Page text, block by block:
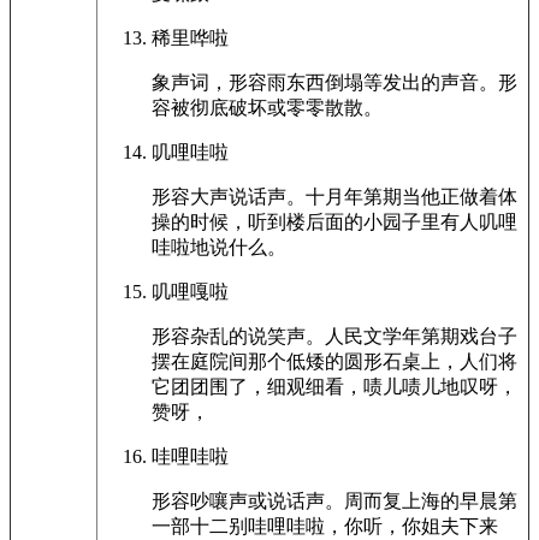
稀里哗啦
象声词，形容雨东西倒塌等发出的声音。形
容被彻底破坏或零零散散。
叽哩哇啦
形容大声说话声。十月年第期当他正做着体
操的时候，听到楼后面的小园子里有人叽哩
哇啦地说什么。
叽哩嘎啦
形容杂乱的说笑声。人民文学年第期戏台子
摆在庭院间那个低矮的圆形石桌上，人们将
它团团围了，细观细看，啧儿啧儿地叹呀，
赞呀，
哇哩哇啦
形容吵嚷声或说话声。周而复上海的早晨第
一部十二别哇哩哇啦，你听，你姐夫下来